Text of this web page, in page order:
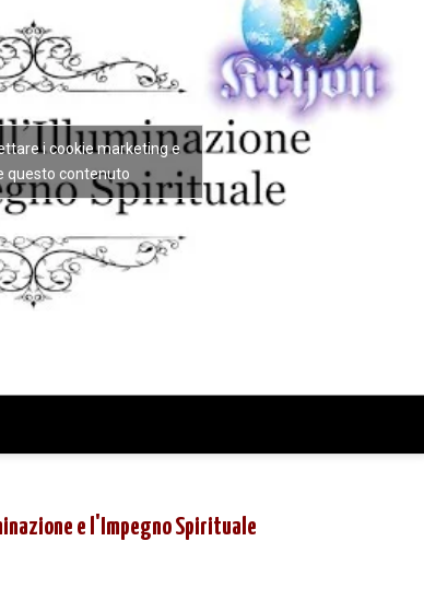
i cookie marketing e
questo contenuto
e l'Impegno Spirituale